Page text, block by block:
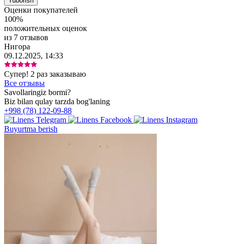
Оценки покупателей
100%
положительных оценок
из 7 отзывов
Нигора
09.12.2025, 14:33
Супер! 2 раз заказываю
Все отзывы
Savollaringiz bormi?
Biz bilan qulay tarzda bog'laning
+998 (78) 122-09-88
Buyurtma berish